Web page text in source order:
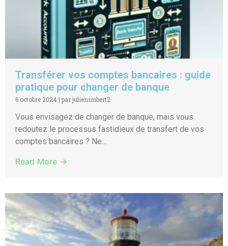
Transférer vos comptes bancaires : guide
pratique pour changer de banque
6 octobre 2024 | par julienimbert2
Vous envisagez de changer de banque, mais vous
redoutez le processus fastidieux de transfert de vos
comptes bancaires ? Ne...
Read More →